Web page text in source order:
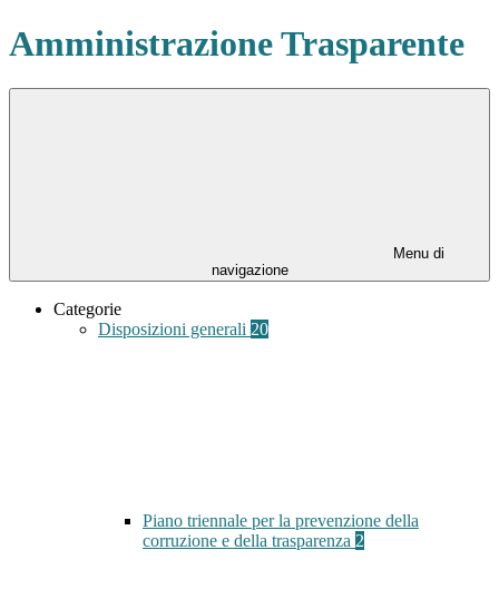
Amministrazione Trasparente
Menu di
navigazione
Categorie
Disposizioni generali 20
Piano triennale per la prevenzione della
corruzione e della trasparenza 2